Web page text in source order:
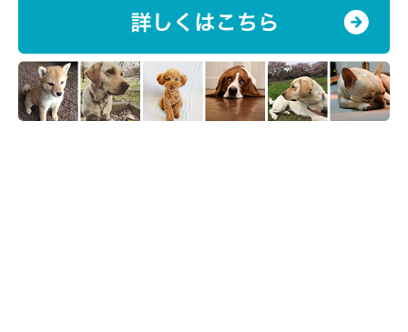
ご覧ください。
写真提供・取材協力／@fuku_shiba29 さん／X（旧Twitter）
※この記事は投稿者さまに取材し、了承の上制作したものです。
2025年10月時点の情報であり、現在と異なる場合があります。